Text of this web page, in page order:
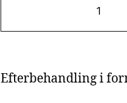
1
Efterbehandling i